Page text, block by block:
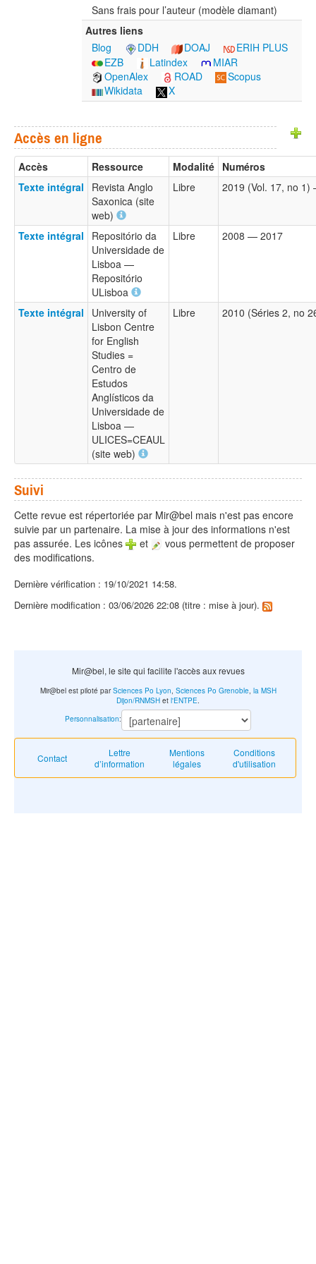
Sans frais pour l’auteur (modèle diamant)
Autres liens
Blog
DDH DOAJ
ERIH PLUS
EZB
Latindex
MIAR
OpenAlex
ROAD
Scopus
Wikidata
X
Accès en ligne
Accès Ressource Modalité Numéros
Texte intégral
Revista Anglo
Saxonica (site
web)
Libre 2019 (Vol. 17, no
Texte intégral
Repositório da
Universidade de
Lisboa —
Repositório
ULisboa
Libre 2008 — 2017
Texte intégral
University of
Lisbon Centre
for English
Studies =
Centro de
Estudos
Anglísticos da
Universidade de
Lisboa —
ULICES=CEAUL
(site web)
Libre 2010 (Séries 2, no
Suivi
Cette revue est répertoriée par Mir@bel mais n'est pas encore
suivie par un partenaire. La mise à jour des informations n'est
pas assurée. Les icônes
et
vous permettent de proposer
des modifications.
Dernière vérification : 19/10/2021 14:58.
Dernière modification : 03/06/2026 22:08 (titre : mise à jour).
Mir@bel, le site qui facilite l'accès aux revues
Contact
Lettre
d’information
Mentions
légales
Conditions
d'utilisation
Mir@bel est piloté parSciences Po Lyon, Sciences Po Grenoble, la MSH
Dijon/RNMSH et l'ENTPE.
Personnalisation: